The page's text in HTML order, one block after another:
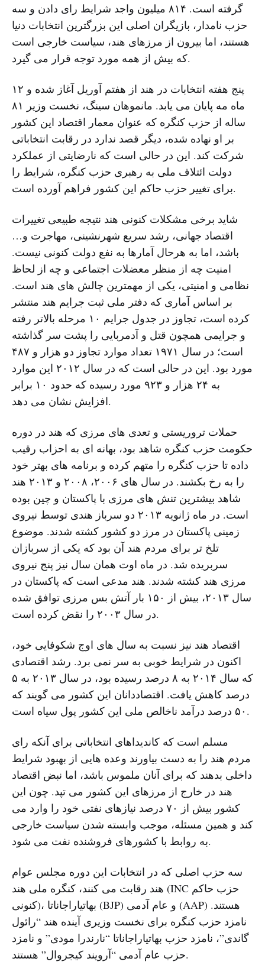
گرفته است. ۸۱۴ میلیون واجد شرایط رای دادن و سه
حزب نامدار، بازیگران اصلی این بزرگترین انتخابات دنیا
هستند، اما بیرون از مرزهای هند، سیاست خارجی است
که بیش از همه مورد توجه قرار می گیرد.
پنج هفته انتخابات در هند از هفتم آوریل آغاز شده و ۱۲
ماه مه پایان می یابد. مانموهان سینگ، نخست وزیر ۸۱
ساله از حزب کنگره که عنوان معمار اقتصاد این کشور
بر او نهاده شده، دیگر قصد ندارد در رقابت انتخاباتی
شرکت کند. این در حالی است که نارضایتی از عملکرد
دولت ائتلاف ملی به رهبری حزب کنگره، شرایط را
برای تغییر حزب حاکم این کشور فراهم آورده است.
شاید برخی مشکلات کنونی هند نتیجه طبیعی تغییرات
اقتصاد جهانی، رشد سریع شهرنشینی، مهاجرت و…
باشد، اما به هرحال آمارها به نفع دولت کنونی نیست.
امنیت چه از منظر معضلات اجتماعی و چه از لحاظ
نظامی و امنیتی، یکی از مهمترین چالش های هند است.
بر اساس آماری که دفتر ملی ثبت جرایم هند منتشر
کرده است، تجاوز در جدول جرایم ۱۰ مرحله بالاتر رفته
و جرایمی همچون قتل و آدمربایی را پشت سر گذاشته
است؛ در سال ۱۹۷۱ تعداد موارد تجاوز دو هزار و ۴۸۷
مورد بود. این در حالی است که در سال ۲۰۱۲ این موارد
به ۲۴ هزار و ۹۲۳ مورد رسیده که حدود ۱۰ برابر
افزایش نشان می دهد.
حملات تروریستی و تعدی های مرزی که هند در دوره
حکومت حزب کنگره شاهد بود، بهانه ای به احزاب رقیب
داده تا حزب کنگره را متهم کرده و برنامه های بهتر خود
را به رخ بکشند. در سال های ۲۰۰۶، ۲۰۰۸ و ۲۰۱۳ هند
شاهد بیشترین تنش های مرزی با پاکستان و چین بوده
است. در ماه ژانویه ۲۰۱۳ دو سرباز هندی توسط نیروی
زمینی پاکستان در مرز دو کشور کشته شدند. موضوع
تلخ تر برای مردم هند آن بود که یکی از سربازان
سربریده شد. در ماه اوت همان سال نیز پنج نیروی
مرزی هند کشته شدند. هند مدعی است که پاکستان در
سال ۲۰۱۳، بیش از ۱۵۰ بار آتش بس مرزی توافق شده
در سال ۲۰۰۳ را نقض کرده است.
اقتصاد هند نیز نسبت به سال های اوج شکوفایی خود،
اکنون در شرایط خوبی به سر نمی برد. رشد اقتصادی
که سال ۲۰۱۴ به ۸ درصد رسیده بود، در سال ۲۰۱۳ به ۵
درصد کاهش یافت. اقتصاددانان این کشور می گویند که
۵۰ درصد درآمد ناخالص ملی این کشور پول سیاه است.
مسلم است که کاندیداهای انتخاباتی برای آنکه رای
مردم هند را به دست بیاورند وعده هایی از بهبود شرایط
داخلی بدهند که برای آنان ملموس باشد، اما نبض اقتصاد
هند در خارج از مرزهای این کشور می تپد. چون این
کشور بیش از ۷۰ درصد نیازهای نفتی خود را وارد می
کند و همین مسئله، موجب وابسته شدن سیاست خارجی
به روابط با کشورهای فروشنده نفت می شود.
سه حزب اصلی که در انتخابات این دوره مجلس عوام
هند رقابت می کنند، کنگره ملی هند (INC حزب حاکم
کنونی)، بهاتیاراجاناتا (BJP) و عام آدمی (AAP) هستند.
نامزد حزب کنگره برای نخست وزیری آینده هند “رائول
گاندی”، نامزد حزب بهاتیاراجاناتا “نارندرا مودی” و نامزد
حزب عام آدمی “آرویند کیجروال” هستند.